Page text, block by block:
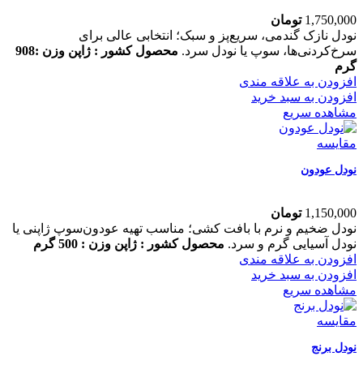
1,750,000 تومان
نودل نازک گندمی، سریع‌پز و سبک؛ انتخابی عالی برای
سرخ‌کردنی‌ها، سوپ یا نودل سرد. محصول کشور : ژاپن
وزن :908
گرم
افزودن به علاقه مندی
افزودن به سبد خرید
مشاهده سریع
مقایسه
نودل عودون
1,150,000 تومان
نودل ضخیم و نرم با بافت کشی؛ مناسب تهیه عودون‌سوپ ژاپنی یا
نودل آسیایی گرم و سرد. محصول کشور : ژاپن وزن : 500 گرم
افزودن به علاقه مندی
افزودن به سبد خرید
مشاهده سریع
مقایسه
نودل برنج